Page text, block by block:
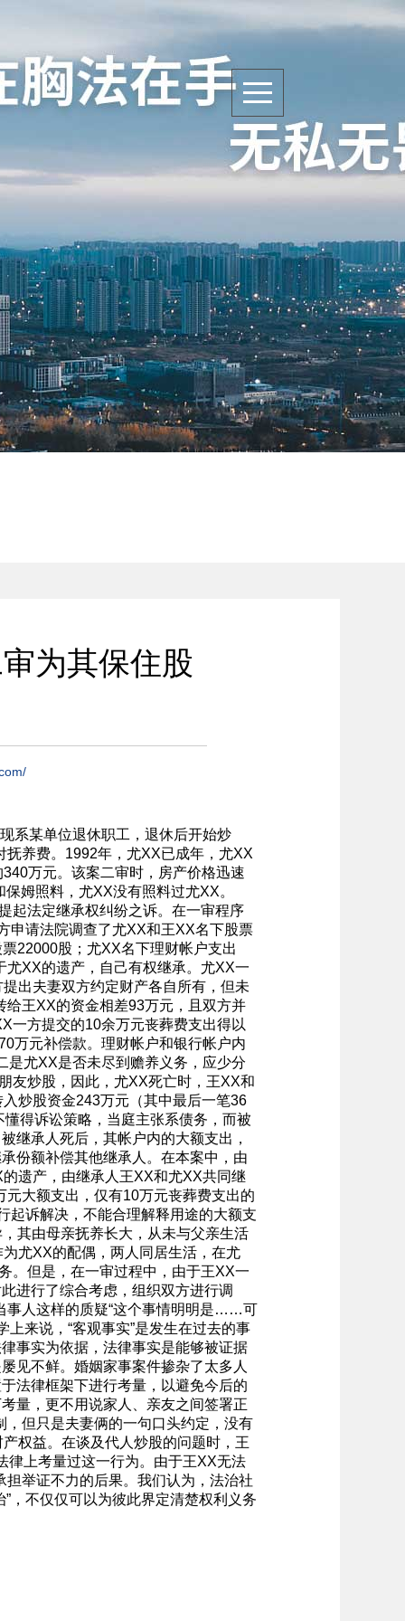
为其保住股
系某单位退休职工，退休后开始炒
养费。1992年，尤XX已成年，尤XX
万元。该案二审时，房产价格迅速
姆照料，尤XX没有照料过尤XX。
起法定继承权纠纷之诉。在一审程序
申请法院调查了尤XX和王XX名下股票
22000股；尤XX名下理财帐户支出
XX的遗产，自己有权继承。尤XX一
出夫妻双方约定财产各自所有，但未
王XX的资金相差93万元，且双方并
一方提交的10余万元丧葬费支出得以
万元补偿款。理财帐户和银行帐户内
是尤XX是否未尽到赡养义务，应少分
友炒股，因此，尤XX死亡时，王XX和
炒股资金243万元（其中最后一笔36
得诉讼策略，当庭主张系债务，而被
继承人死后，其帐户内的大额支出，
份额补偿其他继承人。在本案中，由
遗产，由继承人王XX和尤XX共同继
大额支出，仅有10万元丧葬费支出的
起诉解决，不能合理解释用途的大额支
其由母亲抚养长大，从未与父亲生活
尤XX的配偶，两人同居生活，在尤
。但是，在一审过程中，由于王XX一
进行了综合考虑，组织双方进行调
事人这样的质疑“这个事情明明是……可
来说，“客观事实”是发生在过去的事
事实为依据，法律事实是能够被证据
见不鲜。婚姻家事案件掺杂了太多人
法律框架下进行考量，以避免今后的
量，更不用说家人、亲友之间签署正
但只是夫妻俩的一句口头约定，没有
权益。在谈及代人炒股的问题时，王
律上考量过这一行为。由于王XX无法
举证不力的后果。我们认为，法治社
，不仅仅可以为彼此界定清楚权利义务